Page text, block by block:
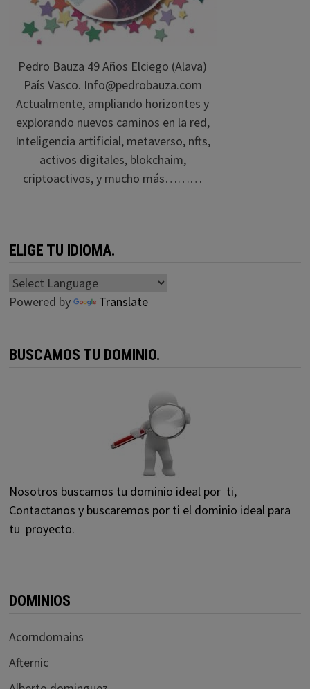
Pedro Bauza 49 Años Elciego (Alava)
País Vasco. Info@pedrobauza.com
Actualmente, ampliando horizontes y
explorando nuevos caminos en la red,
Inteligencia artificial, metaverso, nfts,
activos digitales, blokchaim,
criptoactivos, y mucho más………
ELIGE TU IDIOMA.
Powered by Translate
BUSCAMOS TU DOMINIO.
Nosotros buscamos tu dominio ideal por ti,
Contactanos y buscaremos por ti el dominio ideal para
tu proyecto.
DOMINIOS
Acorndomains
Afternic